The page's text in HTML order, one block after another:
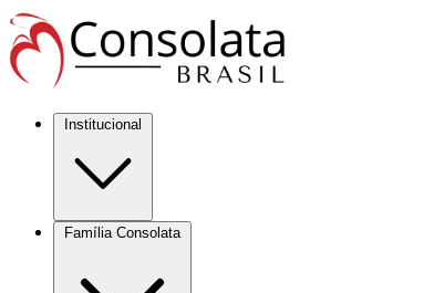
Institucional
Família Consolata